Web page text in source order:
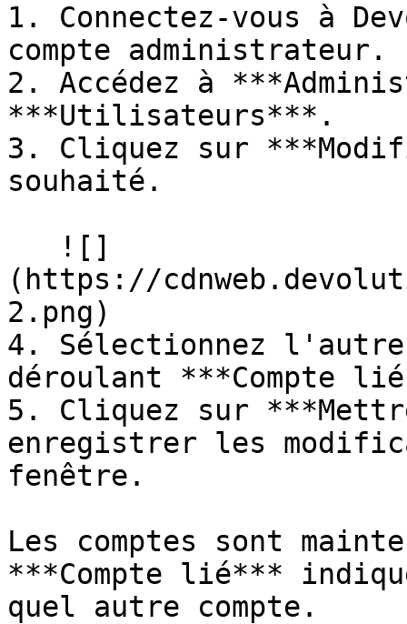
1. Connectez-vous à
compte administrateur.
2. Accédez à
***Utilisateurs***.
3. Cliquez sur
souhaité.
(https://
2.png)
4. Sélectionnez l'autre
déroulant ***Compte
5. Cliquez sur
enregistrer les
fenêtre.
Les comptes sont
***Compte lié***
quel autre compte.